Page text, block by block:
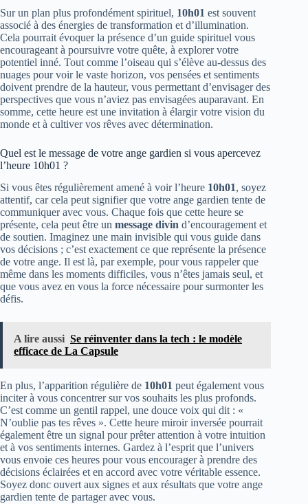
Sur un plan plus profondément spirituel, 10h01 est souvent
associé à des énergies de transformation et d’illumination.
Cela pourrait évoquer la présence d’un guide spirituel vous
encourageant à poursuivre votre quête, à explorer votre
potentiel inné. Tout comme l’oiseau qui s’élève au-dessus des
nuages pour voir le vaste horizon, vos pensées et sentiments
doivent prendre de la hauteur, vous permettant d’envisager des
perspectives que vous n’aviez pas envisagées auparavant. En
somme, cette heure est une invitation à élargir votre vision du
monde et à cultiver vos rêves avec détermination.
Quel est le message de votre ange gardien si vous apercevez
l’heure 10h01 ?
Si vous êtes régulièrement amené à voir l’heure 10h01, soyez
attentif, car cela peut signifier que votre ange gardien tente de
communiquer avec vous. Chaque fois que cette heure se
présente, cela peut être un message divin d’encouragement et
de soutien. Imaginez une main invisible qui vous guide dans
vos décisions ; c’est exactement ce que représente la présence
de votre ange. Il est là, par exemple, pour vous rappeler que
même dans les moments difficiles, vous n’êtes jamais seul, et
que vous avez en vous la force nécessaire pour surmonter les
défis.
A lire aussi Se réinventer dans la tech : le modèle
efficace de La Capsule
En plus, l’apparition régulière de 10h01 peut également vous
inciter à vous concentrer sur vos souhaits les plus profonds.
C’est comme un gentil rappel, une douce voix qui dit : «
N’oublie pas tes rêves ». Cette heure miroir inversée pourrait
également être un signal pour prêter attention à votre intuition
et à vos sentiments internes. Gardez à l’esprit que l’univers
vous envoie ces heures pour vous encourager à prendre des
décisions éclairées et en accord avec votre véritable essence.
Soyez donc ouvert aux signes et aux résultats que votre ange
gardien tente de partager avec vous.